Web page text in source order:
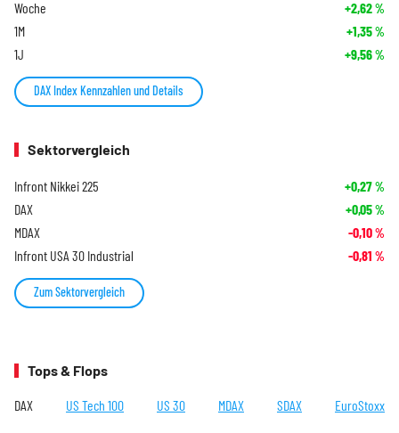
Woche +2,62%
1M +1,35%
1J +9,56%
DAX Index Kennzahlen und Details
Sektorvergleich
Infront Nikkei 225 +0,27%
DAX +0,05%
MDAX -0,10%
Infront USA 30 Industrial -0,81 %
Zum Sektorvergleich
Tops & Flops
DAX US Tech 100 US 30 MDAX SDAX EuroStoxx